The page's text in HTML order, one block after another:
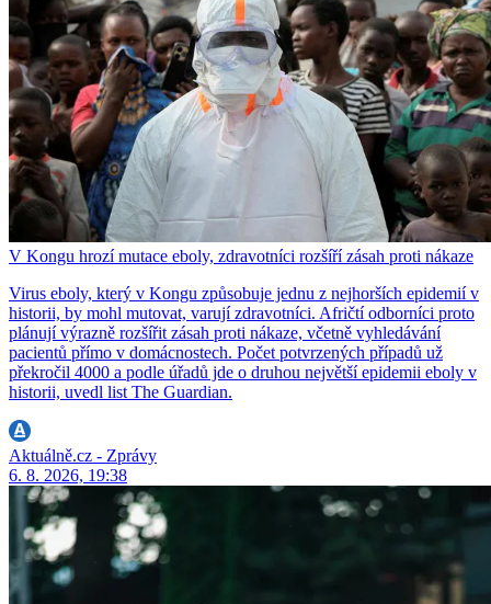
V Kongu hrozí mutace eboly, zdravotníci rozšíří zásah proti nákaze
Virus eboly, který v Kongu způsobuje jednu z nejhorších epidemií v
historii, by mohl mutovat, varují zdravotníci. Afričtí odborníci proto
plánují výrazně rozšířit zásah proti nákaze, včetně vyhledávání
pacientů přímo v domácnostech. Počet potvrzených případů už
překročil 4000 a podle úřadů jde o druhou největší epidemii eboly v
historii, uvedl list The Guardian.
Aktuálně.cz - Zprávy
6. 8. 2026, 19:38